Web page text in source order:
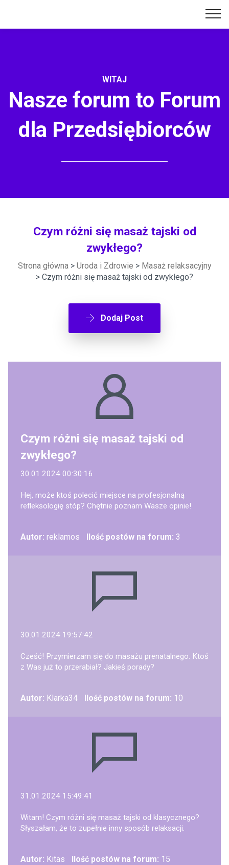
WITAJ
Nasze forum to Forum
dla Przedsiębiorców
Czym różni się masaż tajski od
zwykłego?
Strona główna> Uroda i Zdrowie > Masaż relaksacyjny
> Czym różni się masaż tajski od zwykłego?
Dodaj Post
Czym różni się masaż tajski od
zwykłego?
30.01.2024 00:30:16
Hej, może ktoś polecić miejsce na profesjonalną
refleksologię stóp? Chętnie poznam Wasze opinie!
Autor: reklamos Ilość postów na forum: 3
30.01.2024 19:57:42
Cześć! Przymierzam się do masażu prenatalnego. Ktoś
z Was już to przerabiał? Jakieś porady?
Autor: Klarka34 Ilość postów na forum: 10
31.01.2024 15:49:41
Witam! Czym różni się masaż tajski od klasycznego?
Słyszałam, że to zupełnie inny sposób relaksacji.
Autor: Kitas Ilość postów na forum: 15